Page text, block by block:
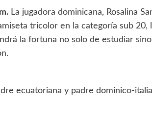
La jugadora dominicana, Rosalina
tricolor en la categoría sub 20,
la fortuna no solo de estudiar
ecuatoriana y padre dominico-